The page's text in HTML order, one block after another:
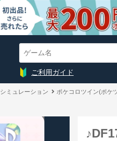
ご利用ガイド
シミュレーション ポケコロツイン(ポケ